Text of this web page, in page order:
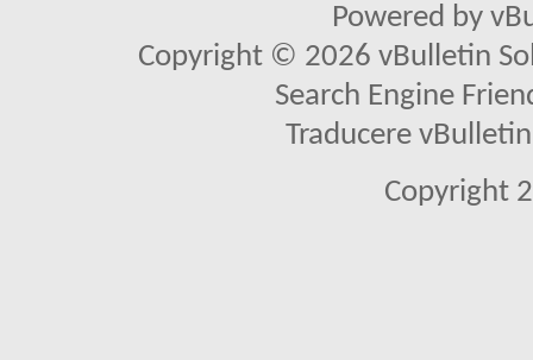
Powered by
Copyright © 2026 vBulletin
Search Engine
Traducere
Copyright